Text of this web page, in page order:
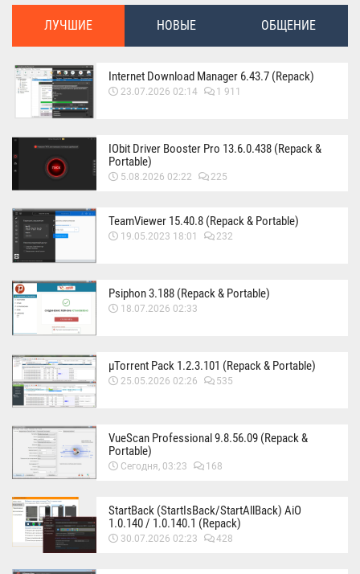
ЛУЧШИЕ НОВЫЕ ОБЩЕНИЕ
Internet Download Manager 6.43.7 (Repack)
23.07.2026 02:14 1 911
IObit Driver Booster Pro 13.6.0.438 (Repack &
Portable)
5.08.2026 02:22 225
TeamViewer 15.40.8 (Repack & Portable)
19.05.2023 18:01 232
Psiphon 3.188 (Repack & Portable)
18.07.2026 02:33
µTorrent Pack 1.2.3.101 (Repack & Portable)
25.05.2026 02:26 535
VueScan Professional 9.8.56.09 (Repack &
Portable)
Сегодня, 03:23 168
StartBack (StartIsBack/StartAllBack) AiO
1.0.140 / 1.0.140.1 (Repack)
30.07.2026 02:23 428